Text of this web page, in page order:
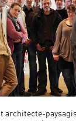
architecte-